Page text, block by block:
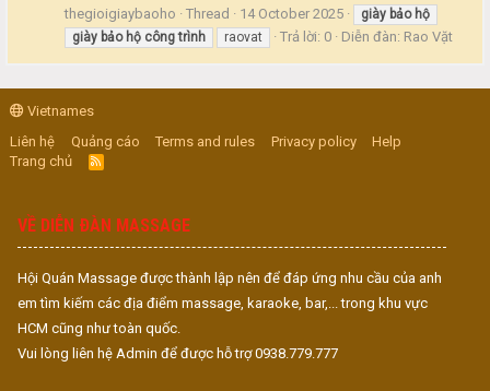
thegioigiaybaoho
Thread 14 October 2025 giày bảo hộ
giày bảo hộ công trình raovat Trả lời: 0 Diễn đàn: Rao Vặt
Vietnames
Liên hệ
Quảng cáo Terms and rules Privacy policy
Help
Trang chủ
R
VỀ DIỄN ĐÀN MASSAGE
Hội Quán Massage được thành lập nên để đáp ứng nhu cầu của anh
em tìm kiếm các địa điểm massage, karaoke, bar,... trong khu vực
HCM cũng như toàn quốc.
Vui lòng liên hệ Admin để được hỗ trợ 0938.779.777